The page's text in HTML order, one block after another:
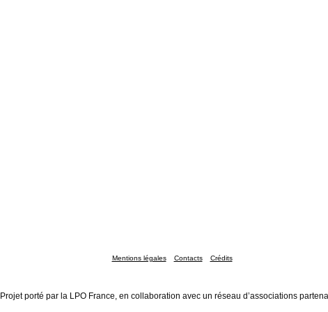
Mentions légales Contacts Crédits
Projet porté par la LPO France, en collaboration avec un réseau d’associations